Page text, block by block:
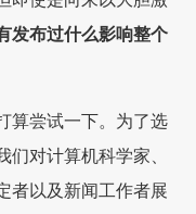
发布过什么影响整个
算尝试一下。为了选
们对计算机科学家、
者以及新闻工作者展